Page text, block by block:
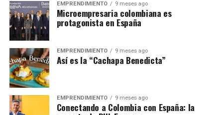
EMPRENDIMIENTO 9 meses ago
Microempresaria colombiana es
protagonista en España
EMPRENDIMIENTO 9 meses ago
Así es la “Cachapa Benedicta”
EMPRENDIMIENTO 9 meses ago
Conectando a Colombia con España: la